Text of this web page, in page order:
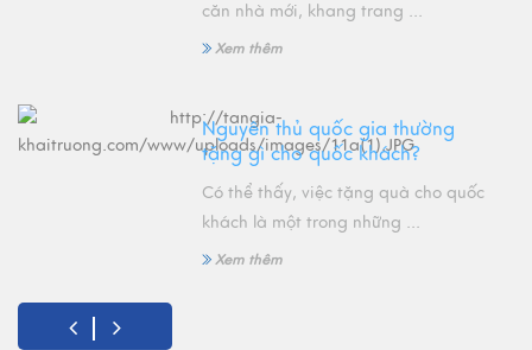
căn nhà mới, khang trang ...
Xem thêm
Nguyên thủ quốc gia thường
tặng gì cho quốc khách?
Có thể thấy, việc tặng quà cho quốc
khách là một trong những ...
Xem thêm